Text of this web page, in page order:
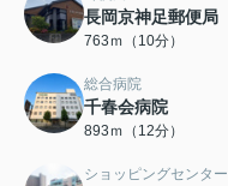
長岡京神足郵便局
763ｍ（10分）
総合病院
千春会病院
893ｍ（12分）
ショッピングセンター